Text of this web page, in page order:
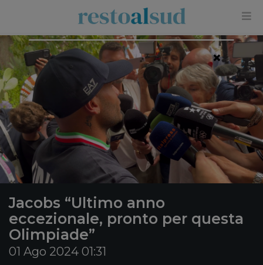
Jacobs “Ultimo anno
eccezionale, pronto per questa
Olimpiade”
01 Ago 2024 01:31
×